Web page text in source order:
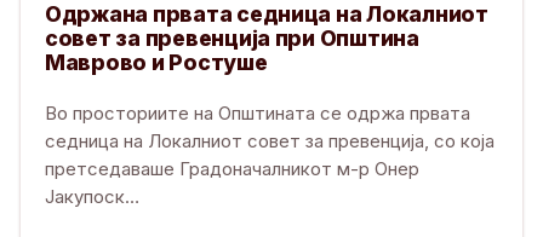
Одржана првата седница на Локалниот
совет за превенција при Општина
Маврово и Ростуше
Во просториите на Општината се одржа првата
седница на Локалниот совет за превенција, со која
претседаваше Градоначалникот м-р Онер
Јакупоск…